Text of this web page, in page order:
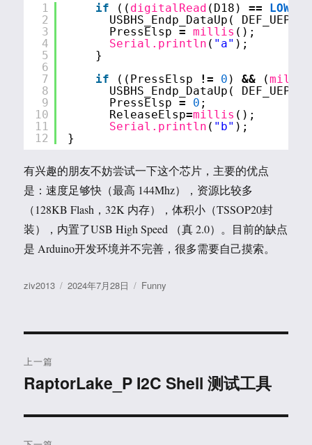
1
2
3
4
5
6
7
8
9
10
11
12
if (( digitalRead (D18) == LOW
USBHS_Endp_DataUp(
PressElsp = millis ();
Serial.println ( "a" );
}
if
((PressElsp != 0 ) && (millis
USBHS_Endp_DataUp(
PressElsp = 0 ;
ReleaseElsp=millis ();
Serial.println ( "b" );
}
有兴趣的朋友不妨尝试一下这个芯片，主要的优点
是：速度足够快（最高 144Mhz），资源比较多
（128KB Flash，32K 内存），体积小（TSSOP20封
装），内置了USB High Speed （真 2.0）。目前的缺点
是 Arduino开发环境并不完善，很多需要自己摸索。
作
ziv2013
发
2024年7月28日
分
Funny
章
航
上一篇
上
文
章：
RaptorLake_P I2C Shell 测试工具